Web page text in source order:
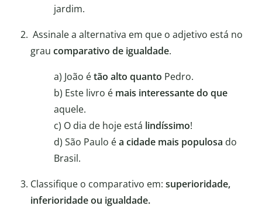
jardim.
Assinale a alternativa em que o adjetivo está no
grau comparativo de igualdade.
a) João étão alto quanto Pedro.
b) Este livro é mais interessante do que
aquele.
c) O dia de hoje está lindíssimo!
d) São Paulo éa cidade mais populosa do
Brasil.
Classifique o comparativo em: superioridade,
inferioridade ou igualdade.